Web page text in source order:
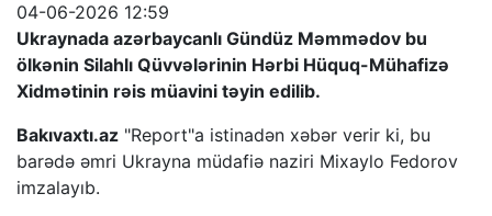
04-06-2026 12:59
Ukraynada azərbaycanlı Gündüz Məmmədov bu
ölkənin Silahlı Qüvvələrinin Hərbi Hüquq-Mühafizə
Xidmətinin rəis müavini təyin edilib.
Bakıvaxtı.az "Report"a istinadən xəbər verir ki, bu
barədə əmri Ukrayna müdafiə naziri Mixaylo Fedorov
imzalayıb.